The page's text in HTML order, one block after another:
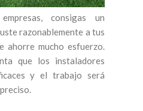
consigas un
razonablemente a tus
ahorre mucho esfuerzo.
que los instaladores
y el trabajo será